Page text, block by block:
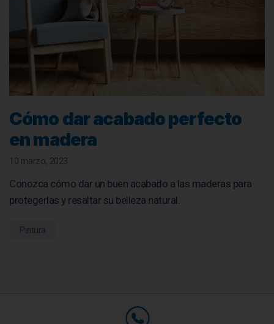
Cómo dar acabado perfecto
en madera
10 marzo, 2023
Conozca cómo dar un buen acabado a las maderas para
protegerlas y resaltar su belleza natural.
Pintura